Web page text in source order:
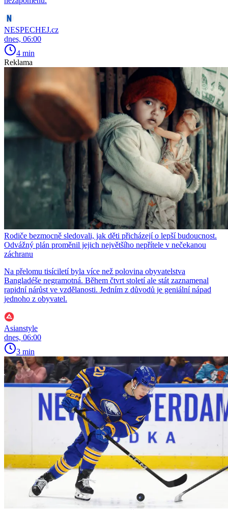
NESPECHEJ.cz
dnes, 06:00
4 min
Reklama
Rodiče bezmocně sledovali, jak děti přicházejí o lepší budoucnost.
Odvážný plán proměnil jejich největšího nepřítele v nečekanou
záchranu
Na přelomu tisíciletí byla více než polovina obyvatelstva
Bangladéše negramotná. Během čtvrt století ale stát zaznamenal
rapidní nárůst ve vzdělanosti. Jedním z důvodů je geniální nápad
jednoho z obyvatel.
Asianstyle
dnes, 06:00
3 min